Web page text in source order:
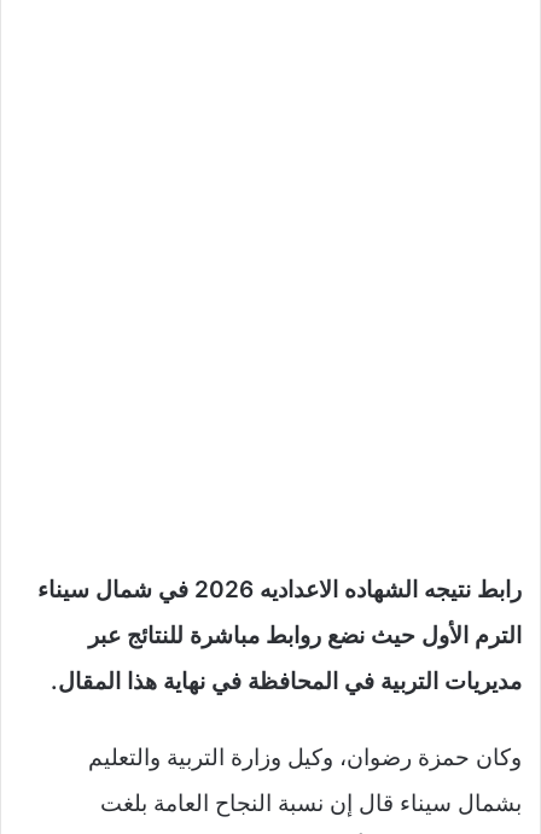
رابط نتيجه الشهاده الاعداديه 2026 في شمال سيناء
الترم الأول حيث نضع روابط مباشرة للنتائج عبر
مديريات التربية في المحافظة في نهاية هذا المقال.
وكان حمزة رضوان، وكيل وزارة التربية والتعليم
بشمال سيناء قال إن نسبة النجاح العامة بلغت